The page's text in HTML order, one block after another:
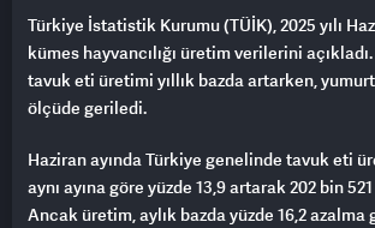
Türkiye İstatistik Kurumu (TÜİK), 2025 yılı
kümes hayvancılığı üretim verilerini
tavuk eti üretimi yıllık bazda artarken,
ölçüde geriledi.
Haziran ayında Türkiye genelinde tavuk eti
aynı ayına göre yüzde 13,9 artarak 202 bin
Ancak üretim, aylık bazda yüzde 16,2 azalma